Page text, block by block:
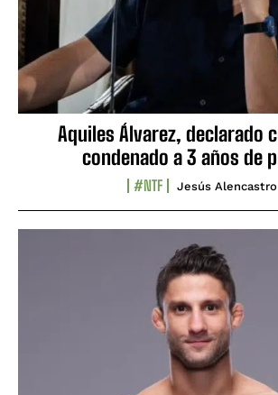
Aquiles Álvarez, declarado
condenado a 3 años de
#NTF Jesús Alencastro